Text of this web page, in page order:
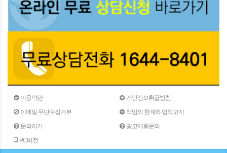
이용약관
개인정보취급방침
이메일 무단수집거부
책임의 한계와 법적고지
문의하기
광고제휴문의
PC버전